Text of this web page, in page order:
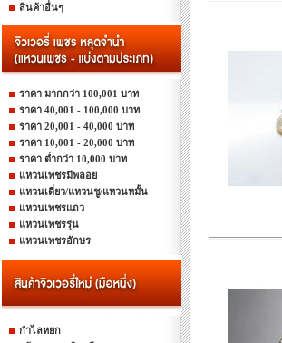
สินค้าอื่นๆ
ราคา มากกว่า 100,001 บาท
ราคา 40,001 - 100,000 บาท
ราคา 20,001 - 40,000 บาท
ราคา 10,001 - 20,000 บาท
ราคา ต่ำกว่า 10,000 บาท
แหวนเพชรมีพลอย
แหวนเดี่ยว/แหวนชู/แหวนหมั้น
แหวนเพชรแถว
แหวนเพชรรุ่น
แหวนเพชรอักษร
กำไลหยก